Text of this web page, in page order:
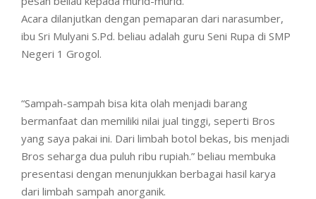
Acara dilanjutkan dengan pemaparan dari narasumber,
ibu Sri Mulyani S.Pd. beliau adalah guru Seni Rupa di SMP
Negeri 1 Grogol.
“Sampah-sampah bisa kita olah menjadi barang
bermanfaat dan memiliki nilai jual tinggi, seperti Bros
yang saya pakai ini. Dari limbah botol bekas, bis menjadi
Bros seharga dua puluh ribu rupiah.” beliau membuka
presentasi dengan menunjukkan berbagai hasil karya
dari limbah sampah anorganik.